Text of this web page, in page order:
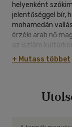
helyenként
jelentőséggel bír,
mohamedán
érzéki arab nő
az iszlám
azt körülvevő
írás
férfival történt
+ Mutass többet